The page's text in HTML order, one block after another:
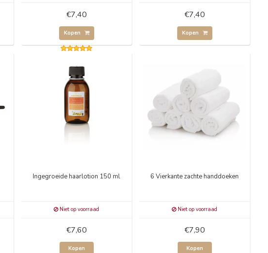
€7,40
Kopen
€7,40
Kopen
Ingegroeide haarlotion 150 ml
Niet op voorraad
€7,60
Kopen
6 Vierkante zachte handdoeken
Niet op voorraad
€7,90
Kopen